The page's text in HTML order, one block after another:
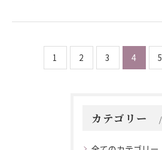
1 2 3 4 5
カテゴリー